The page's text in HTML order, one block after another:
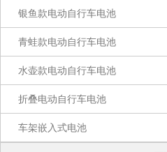
银鱼款电动自行车电池
青蛙款电动自行车电池
水壶款电动自行车电池
折叠电动自行车电池
车架嵌入式电池